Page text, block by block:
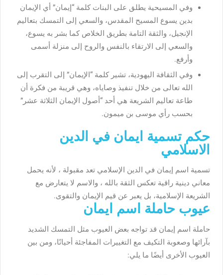
وفي المسيحية يطلق على البنات كلمة “إيمان” أي الإيمان
بدين يسوع المسيح المقدس، والسعي إلى التمسك بتعاليم
الإنجيل، والثقة التامة بطريق الخلاص كما بشر به يسوع،
والسعي إلى الارتقاء بالنفس والروح إلى منزلة أسمى
وأرفع.
وفي الثقافة اليهودية، تشير كلمة “الإيمان” إلى التقرب إلى
الله تعالى من خلال تنفيذ وصاياه، وهي قريبة من فكرة أن
طاعة تعاليم الشريعة هي أحد “أصول الإيمان الثلاثة عشر”
بحسب رأي موسى بن ميمون.
حكم تسمية ايمان في الدين
الاسلامي
تسمية اسم إيمان في الدين الإسلامي تعد مقبولة ، لأنه يحمل
معاني دينية راقية تعكس الثقة بالله ، والاسم لا يتعارض مع
الشريعة الإسلامية، بل يعبر عن قيم الإيمان والتقوى.
عيوب حاملة اسم ايمان
حاملة اسم إيمان قد تواجه بعض العيوب مثل التمسك الشديد
بآرائها وصعوبة التكيف مع التغييرات المفاجئة أحيانًا، ومن بين
العيوب الأخرى أيضًا ما يلي: